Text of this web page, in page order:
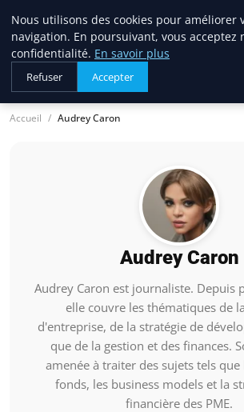
lostpages
BUSINESS INSIGHTS
Accueil Audrey Caron
Audrey Caron
Audrey Caron est journaliste. Depuis
elle couvre les thématiques de
d'entreprise, de la stratégie de
que de la gestion et des finances.
amenée à traiter des sujets tels que
fonds, les business models et la
financière des PME.
Nous utilisons des cookies pour améliorer
navigation. En poursuivant, vous
confidentialité. En savoir plus
Refuser Accepter